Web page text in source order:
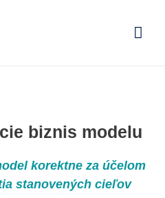
biznis modelu
korektne za účelom
stanovených cieľov